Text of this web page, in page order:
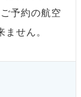
予約の航空
せん。